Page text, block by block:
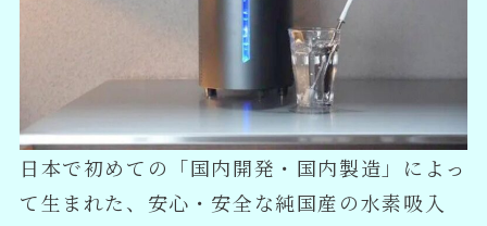
日本で初めての「国内開発・国内製造」によっ
て生まれた、安心・安全な純国産の水素吸入